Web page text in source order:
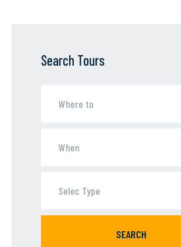
Search Tours
Selec Type
SEARCH